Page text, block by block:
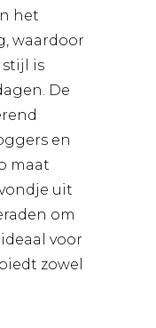
het
waardoor
is
De
en
maat
uit
om
voor
zowel